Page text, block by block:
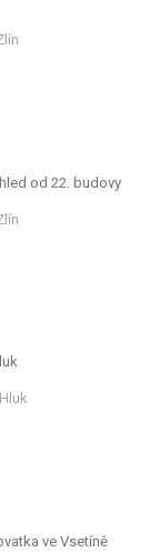
od 22. budovy
ve Vsetíně